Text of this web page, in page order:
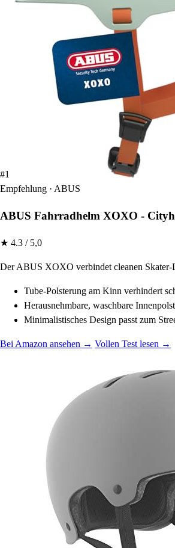
#1
Empfehlung · ABUS
ABUS Fahrradhelm XOXO -
★ 4.3 / 5,0
Der ABUS XOXO verbindet cleanen Skater-
Tube-Polsterung am Kinn verhindert
Herausnehmbare, waschbare
Minimalistisches Design passt zum
Bei Amazon ansehen → Vollen Test lesen →